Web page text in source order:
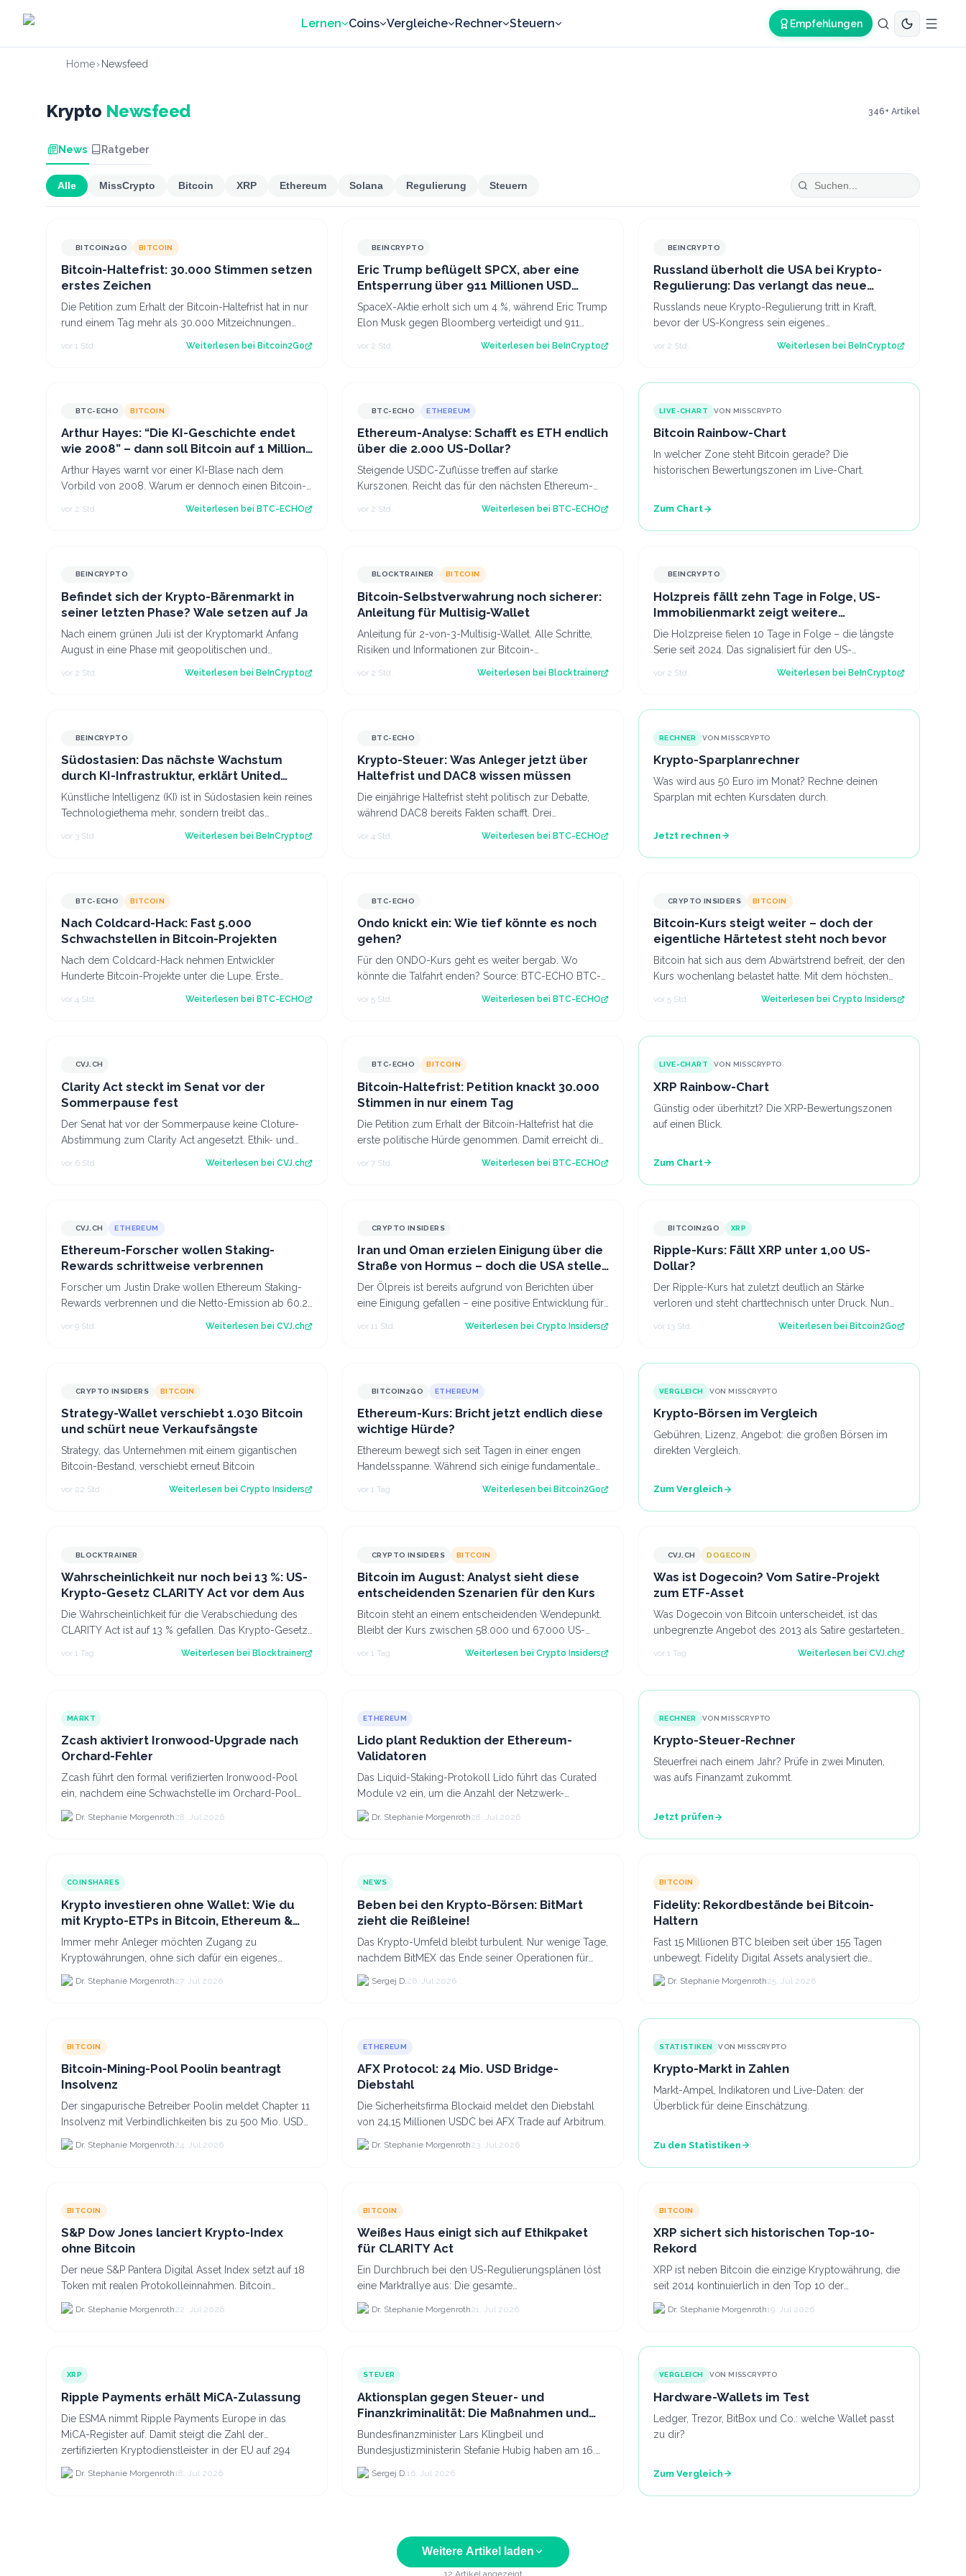
Lernen
Coins Vergleiche Rechner Steuern Empfehlungen
Home› Newsfeed
Krypto Newsfeed 346+ Artikel
News Ratgeber
Alle MissCrypto Bitcoin XRP Ethereum Solana Regulierung Steuern
BITCOIN2GO BITCOIN
Bitcoin-Haltefrist: 30.000 Stimmen setzen
erstes Zeichen
Die Petition zum Erhalt der Bitcoin-Haltefrist hat in nur
rund einem Tag mehr als 30.000 Mitzeichnungen
vor 1 Std. Weiterlesen bei Bitcoin2Go
BEINCRYPTO
Eric Trump beflügelt SPCX, aber eine
Entsperrung über 911 Millionen USD
belastet weiterhin die SpaceX-Aktie
SpaceX-Aktie erholt sich um 4 %, während Eric Trump
Elon Musk gegen Bloomberg verteidigt und 911
vor 2 Std. Weiterlesen bei BeInCrypto
BEINCRYPTO
Russland überholt die USA bei Krypto-
Regulierung: Das verlangt das neue
Gesetz
Russlands neue Krypto-Regulierung tritt in Kraft,
bevor der US-Kongress sein eigenes
vor 2 Std. Weiterlesen bei BeInCrypto
BTC-ECHO BITCOIN
Arthur Hayes: “Die KI-Geschichte endet
wie 2008” – dann soll Bitcoin auf 1 Million
steigen
Arthur Hayes warnt vor einer KI-Blase nach dem
Vorbild von 2008. Warum er dennoch einen Bitcoin-
vor 2 Std. Weiterlesen bei BTC-ECHO
BTC-ECHO ETHEREUM
Ethereum-Analyse: Schafft es ETH endlich
über die 2.000 US-Dollar?
Steigende USDC-Zuflüsse treffen auf starke
Kurszonen. Reicht das für den nächsten Ethereum-
vor 2 Std. Weiterlesen bei BTC-ECHO
LIVE-CHART VON MISSCRYPTO
Bitcoin Rainbow-Chart
In welcher Zone steht Bitcoin gerade? Die
historischen Bewertungszonen im Live-Chart.
Zum Chart
BEINCRYPTO
Befindet sich der Krypto-Bärenmarkt in
seiner letzten Phase? Wale setzen auf Ja
Nach einem grünen Juli ist der Kryptomarkt Anfang
August in eine Phase mit geopolitischen und
vor 2 Std. Weiterlesen bei BeInCrypto
BLOCKTRAINER BITCOIN
Bitcoin-Selbstverwahrung noch sicherer:
Anleitung für Multisig-Wallet
Anleitung für 2-von-3-Multisig-Wallet. Alle Schritte,
Risiken und Informationen zur Bitcoin-
vor 2 Std. Weiterlesen bei Blocktrainer
BEINCRYPTO
Holzpreis fällt zehn Tage in Folge, US-
Immobilienmarkt zeigt weitere
Schwächen
Die Holzpreise fielen 10 Tage in Folge – die längste
Serie seit 2024. Das signalisiert für den US-
vor 2 Std. Weiterlesen bei BeInCrypto
BEINCRYPTO
Südostasien: Das nächste Wachstum
durch KI-Infrastruktur, erklärt United
Overseas Bank
Künstliche Intelligenz (KI) ist in Südostasien kein reines
Technologiethema mehr, sondern treibt das
vor 3 Std. Weiterlesen bei BeInCrypto
BTC-ECHO
Krypto-Steuer: Was Anleger jetzt über
Haltefrist und DAC8 wissen müssen
Die einjährige Haltefrist steht politisch zur Debatte,
während DAC8 bereits Fakten schafft. Drei
vor 4 Std. Weiterlesen bei BTC-ECHO
RECHNER VON MISSCRYPTO
Krypto-Sparplanrechner
Was wird aus 50 Euro im Monat? Rechne deinen
Sparplan mit echten Kursdaten durch.
Jetzt rechnen
BTC-ECHO BITCOIN
Nach Coldcard-Hack: Fast 5.000
Schwachstellen in Bitcoin-Projekten
Nach dem Coldcard-Hack nehmen Entwickler
Hunderte Bitcoin-Projekte unter die Lupe. Erste
Analysen haben fast 5.000 potenzielle
vor 4 Std. Weiterlesen bei BTC-ECHO
BTC-ECHO
Ondo knickt ein: Wie tief könnte es noch
gehen?
Für den ONDO-Kurs geht es weiter bergab. Wo
könnte die Talfahrt enden? Source: BTC-ECHO BTC-
vor 5 Std. Weiterlesen bei BTC-ECHO
CRYPTO INSIDERS BITCOIN
Bitcoin-Kurs steigt weiter – doch der
eigentliche Härtetest steht noch bevor
Bitcoin hat sich aus dem Abwärtstrend befreit, der den
Kurs wochenlang belastet hatte. Mit dem höchsten
Stand seit fast einer Woche keimt ne…
vor 5 Std. Weiterlesen bei Crypto Insiders
CVJ.CHCVJ.CH
Clarity Act steckt im Senat vor der
Sommerpause fest
Der Senat hat vor der Sommerpause keine Cloture-
Abstimmung zum Clarity Act angesetzt. Ethik- und
vor 6 Std. Weiterlesen bei CVJ.ch
BTC-ECHO BITCOIN
Bitcoin-Haltefrist: Petition knackt 30.000
Stimmen in nur einem Tag
Die Petition zum Erhalt der Bitcoin-Haltefrist hat die
erste politische Hürde genommen. Damit erreicht die
vor 7 Std. Weiterlesen bei BTC-ECHO
LIVE-CHART VON MISSCRYPTO
XRP Rainbow-Chart
Günstig oder überhitzt? Die XRP-Bewertungszonen
auf einen Blick.
Zum Chart
CVJ.CHCVJ.CH ETHEREUM
Ethereum-Forscher wollen Staking-
Rewards schrittweise verbrennen
Forscher um Justin Drake wollen Ethereum Staking-
Rewards verbrennen und die Netto-Emission ab 60.25
vor 9 Std. Weiterlesen bei CVJ.ch
CRYPTO INSIDERS
Iran und Oman erzielen Einigung über die
Straße von Hormus – doch die USA stellen
sich quer
Der Ölpreis ist bereits aufgrund von Berichten über
eine Einigung gefallen – eine positive Entwicklung für
vor 11 Std. Weiterlesen bei Crypto Insiders
BITCOIN2GO XRP
Ripple-Kurs: Fällt XRP unter 1,00 US-
Dollar?
Der Ripple-Kurs hat zuletzt deutlich an Stärke
verloren und steht charttechnisch unter Druck. Nun
vor 13 Std. Weiterlesen bei Bitcoin2Go
CRYPTO INSIDERS BITCOIN
Strategy-Wallet verschiebt 1.030 Bitcoin
und schürt neue Verkaufsängste
Strategy, das Unternehmen mit einem gigantischen
Bitcoin-Bestand, verschiebt erneut Bitcoin
vor 22 Std. Weiterlesen bei Crypto Insiders
BITCOIN2GO ETHEREUM
Ethereum-Kurs: Bricht jetzt endlich diese
wichtige Hürde?
Ethereum bewegt sich seit Tagen in einer engen
Handelsspanne. Während sich einige fundamentale
Faktoren zuletzt verbessert haben, fehlt bisl…
vor 1 Tag Weiterlesen bei Bitcoin2Go
VERGLEICH VON MISSCRYPTO
Krypto-Börsen im Vergleich
Gebühren, Lizenz, Angebot: die großen Börsen im
direkten Vergleich.
Zum Vergleich
BLOCKTRAINER
Wahrscheinlichkeit nur noch bei 13 %: US-
Krypto-Gesetz CLARITY Act vor dem Aus
Die Wahrscheinlichkeit für die Verabschiedung des
CLARITY Act ist auf 13 % gefallen. Das Krypto-Gesetz
vor 1 Tag Weiterlesen bei Blocktrainer
CRYPTO INSIDERS BITCOIN
Bitcoin im August: Analyst sieht diese
entscheidenden Szenarien für den Kurs
Bitcoin steht an einem entscheidenden Wendepunkt.
Bleibt der Kurs zwischen 58.000 und 67.000 US-
vor 1 Tag Weiterlesen bei Crypto Insiders
CVJ.CHCVJ.CH DOGECOIN
Was ist Dogecoin? Vom Satire-Projekt
zum ETF-Asset
Was Dogecoin von Bitcoin unterscheidet, ist das
unbegrenzte Angebot des 2013 als Satire gestarteten
vor 1 Tag Weiterlesen bei CVJ.ch
MARKT
Zcash aktiviert Ironwood-Upgrade nach
Orchard-Fehler
Zcash führt den formal verifizierten Ironwood-Pool
ein, nachdem eine Schwachstelle im Orchard-Pool
die Erstellung gefälschter ZEC-Token ermöglichte.
Dr. Stephanie Morgenroth28. Jul 2026
ETHEREUM
Lido plant Reduktion der Ethereum-
Validatoren
Das Liquid-Staking-Protokoll Lido führt das Curated
Module v2 ein, um die Anzahl der Netzwerk-
Validatoren von 880.000 auf etwa 628.
Dr. Stephanie Morgenroth28. Jul 2026
RECHNER VON MISSCRYPTO
Krypto-Steuer-Rechner
Steuerfrei nach einem Jahr? Prüfe in zwei Minuten,
was aufs Finanzamt zukommt.
Jetzt prüfen
COINSHARES
Krypto investieren ohne Wallet: Wie du
mit Krypto-ETPs in Bitcoin, Ethereum &
Co. anlegst
Immer mehr Anleger möchten Zugang zu
Kryptowährungen, ohne sich dafür ein eigenes
Krypto-Wallet einrichten zu müssen. Dazu kommt,
dass viele nicht nur Bitcoin h...
Dr. Stephanie Morgenroth27. Jul 2026
NEWS
Beben bei den Krypto-Börsen: BitMart
zieht die Reißleine!
Das Krypto-Umfeld bleibt turbulent. Nur wenige Tage,
nachdem BitMEX das Ende seiner Operationen für
September 2026 bekannt gegeben hat, zieht nun die
nächste gr...
Sergej D.26. Jul 2026
BITCOIN
Fidelity: Rekordbestände bei Bitcoin-
Haltern
Fast 15 Millionen BTC bleiben seit über 155 Tagen
unbewegt. Fidelity Digital Assets analysiert die
Anlegerüberzeugung trotz Kursverlusten und einem
BTC-Preis.
Dr. Stephanie Morgenroth25. Jul 2026
BITCOIN
Bitcoin-Mining-Pool Poolin beantragt
Insolvenz
Der singapurische Betreiber Poolin meldet Chapter 11
Insolvenz mit Verbindlichkeiten bis zu 500 Mio. USD
und plant den Verkauf zweier Texas-Standorte für.
Dr. Stephanie Morgenroth24. Jul 2026
ETHEREUM
AFX Protocol: 24 Mio. USD Bridge-
Diebstahl
Die Sicherheitsfirma Blockaid meldet den Diebstahl
von 24,15 Millionen USDC bei AFX Trade auf Arbitrum.
Dr. Stephanie Morgenroth23. Jul 2026
STATISTIKEN VON MISSCRYPTO
Krypto-Markt in Zahlen
Markt-Ampel, Indikatoren und Live-Daten: der
Überblick für deine Einschätzung.
Zu den Statistiken
BITCOIN
S&P Dow Jones lanciert Krypto-Index
ohne Bitcoin
Der neue S&P Pantera Digital Asset Index setzt auf 18
Token mit realen Protokolleinnahmen. Bitcoin
scheidet aufgrund fehlender Erträge für Halter aus
dem.
Dr. Stephanie Morgenroth22. Jul 2026
BITCOIN
Weißes Haus einigt sich auf Ethikpaket
für CLARITY Act
Ein Durchbruch bei den US-Regulierungsplänen löst
eine Marktrallye aus: Die gesamte
Kryptokapitalisierung stieg am 21.
Dr. Stephanie Morgenroth21. Jul 2026
BITCOIN
XRP sichert sich historischen Top-10-
Rekord
XRP ist neben Bitcoin die einzige Kryptowährung, die
seit 2014 kontinuierlich in den Top 10 der
Marktkapitalisierung verblieb.
Dr. Stephanie Morgenroth19. Jul 2026
XRP
Ripple Payments erhält MiCA-Zulassung
Die ESMA nimmt Ripple Payments Europe in das
MiCA-Register auf. Damit steigt die Zahl der
zertifizierten Kryptodienstleister in der EU auf 294
Unternehmen, was.
Dr. Stephanie Morgenroth18. Jul 2026
STEUER
Aktionsplan gegen Steuer- und
Finanzkriminalität: Die Maßnahmen und
was sie für Krypto bedeuten
Bundesfinanzminister Lars Klingbeil und
Bundesjustizministerin Stefanie Hubig haben am 16.
Juli 2026 einen gemeinsamen Aktionsplan gegen
Steuer- und Finanzkrimi...
Sergej D.16. Jul 2026
VERGLEICH VON MISSCRYPTO
Hardware-Wallets im Test
Ledger, Trezor, BitBox und Co.: welche Wallet passt
zu dir?
Zum Vergleich
Weitere Artikel laden